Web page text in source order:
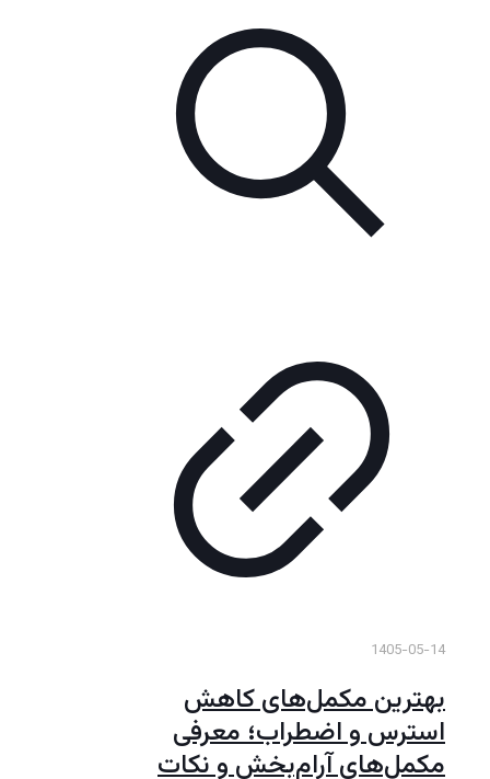
1405-05-14
بهترین مکمل‌های کاهش
استرس و اضطراب؛ معرفی
مکمل‌های آرام‌بخش و نکات